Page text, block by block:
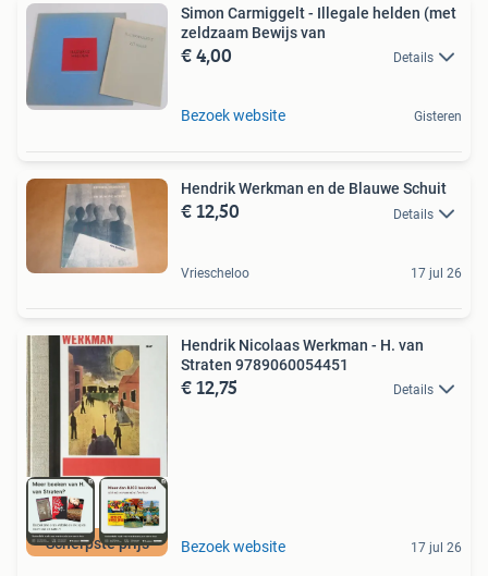
Simon Carmiggelt - Illegale helden (met
zeldzaam Bewijs van
€ 4,00 Details
Bezoek website Gisteren
Hendrik Werkman en de Blauwe Schuit
€ 12,50 Details
Vriescheloo 17 jul 26
Scherpste prijs
Hendrik Nicolaas Werkman - H. van
Straten 9789060054451
€ 12,75 Details
Bezoek website 17 jul 26